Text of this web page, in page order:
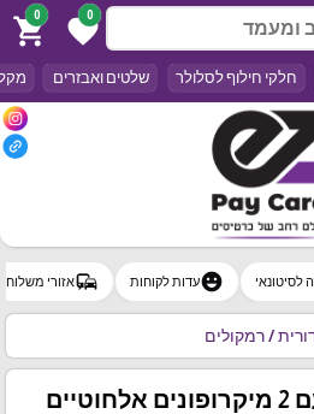
0
favorite
0
shopping_cart
חלקי חילוף לסלולר שלטים ואבזרים
לסיטונאי emoji_emotionsעדות לקוחות commuteאזורי משלוח
/ רמקולים